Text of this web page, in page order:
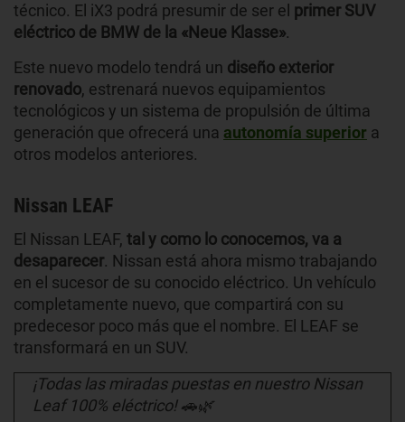
técnico. El iX3 podrá presumir de ser el primer SUV
eléctrico de BMW de la «Neue Klasse».
Este nuevo modelo tendrá un diseño exterior
renovado, estrenará nuevos equipamientos
tecnológicos y un sistema de propulsión de última
generación que ofrecerá una autonomía superior a
otros modelos anteriores.
Nissan LEAF
El Nissan LEAF, tal y como lo conocemos, va a
desaparecer. Nissan está ahora mismo trabajando
en el sucesor de su conocido eléctrico. Un vehículo
completamente nuevo, que compartirá con su
predecesor poco más que el nombre. El LEAF se
transformará en un SUV.
¡Todas las miradas puestas en nuestro Nissan
Leaf 100% eléctrico! 🚗🌿